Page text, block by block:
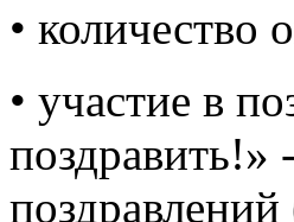
• количество
• участие в
поздравить!»